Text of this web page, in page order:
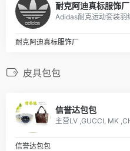
耐克阿迪真标服饰厂
耐克阿迪真标服饰厂
皮具包包
信誉达包包
信誉达包包